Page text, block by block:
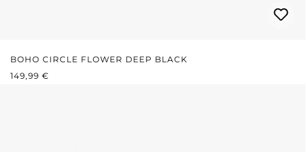
BOHO CIRCLE FLOWER DEEP BLACK
REGULÄRER PREIS:
149,99 €